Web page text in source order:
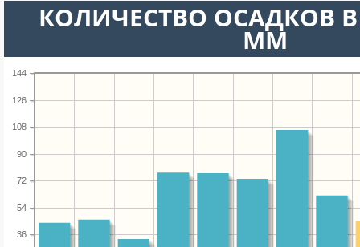
КОЛИЧЕСТВО ОСАДКОВ В
ММ
36
54
72
90
108
126
144